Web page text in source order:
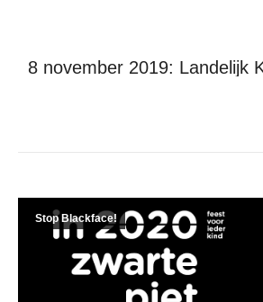
8 november 2019: Landelijk
Stop Blackface!